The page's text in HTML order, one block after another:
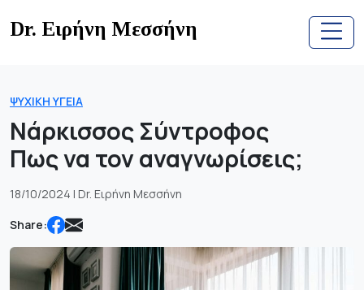
toDr. Ειρήνη Μεσσήνη
ΨΥΧΙΚΉ ΥΓΕΊΑ
Νάρκισσος Σύντροφος
Πως να τον αναγνωρίσεις;
18/10/2024 | Dr. Ειρήνη Μεσσήνη
Share: